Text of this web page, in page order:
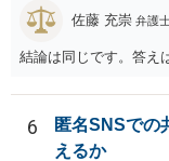
佐藤 充崇 弁護
結論は同じです。答え
6
匿名SNSでの
えるか